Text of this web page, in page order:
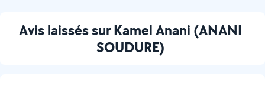
Avis laissés sur Kamel Anani (ANANI
SOUDURE)